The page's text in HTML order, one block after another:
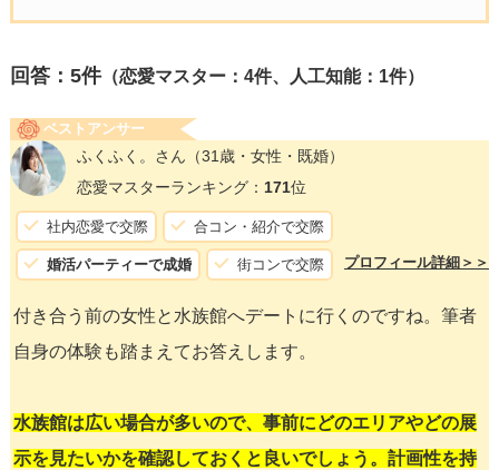
回答： 5件（恋愛マスター：4件、人工知能：1件）
ベストアンサー
ふくふく。さん （31歳・女性・既婚）
恋愛マスターランキング： 171位
社内恋愛で交際 合コン・紹介で交際
婚活パーティーで成婚 街コンで交際 プロフィール詳細＞＞
付き合う前の女性と水族館へデートに行くのですね。筆者
自身の体験も踏まえてお答えします。
水族館は広い場合が多いので、事前にどのエリアやどの展
示を見たいかを確認しておくと良いでしょう。計画性を持